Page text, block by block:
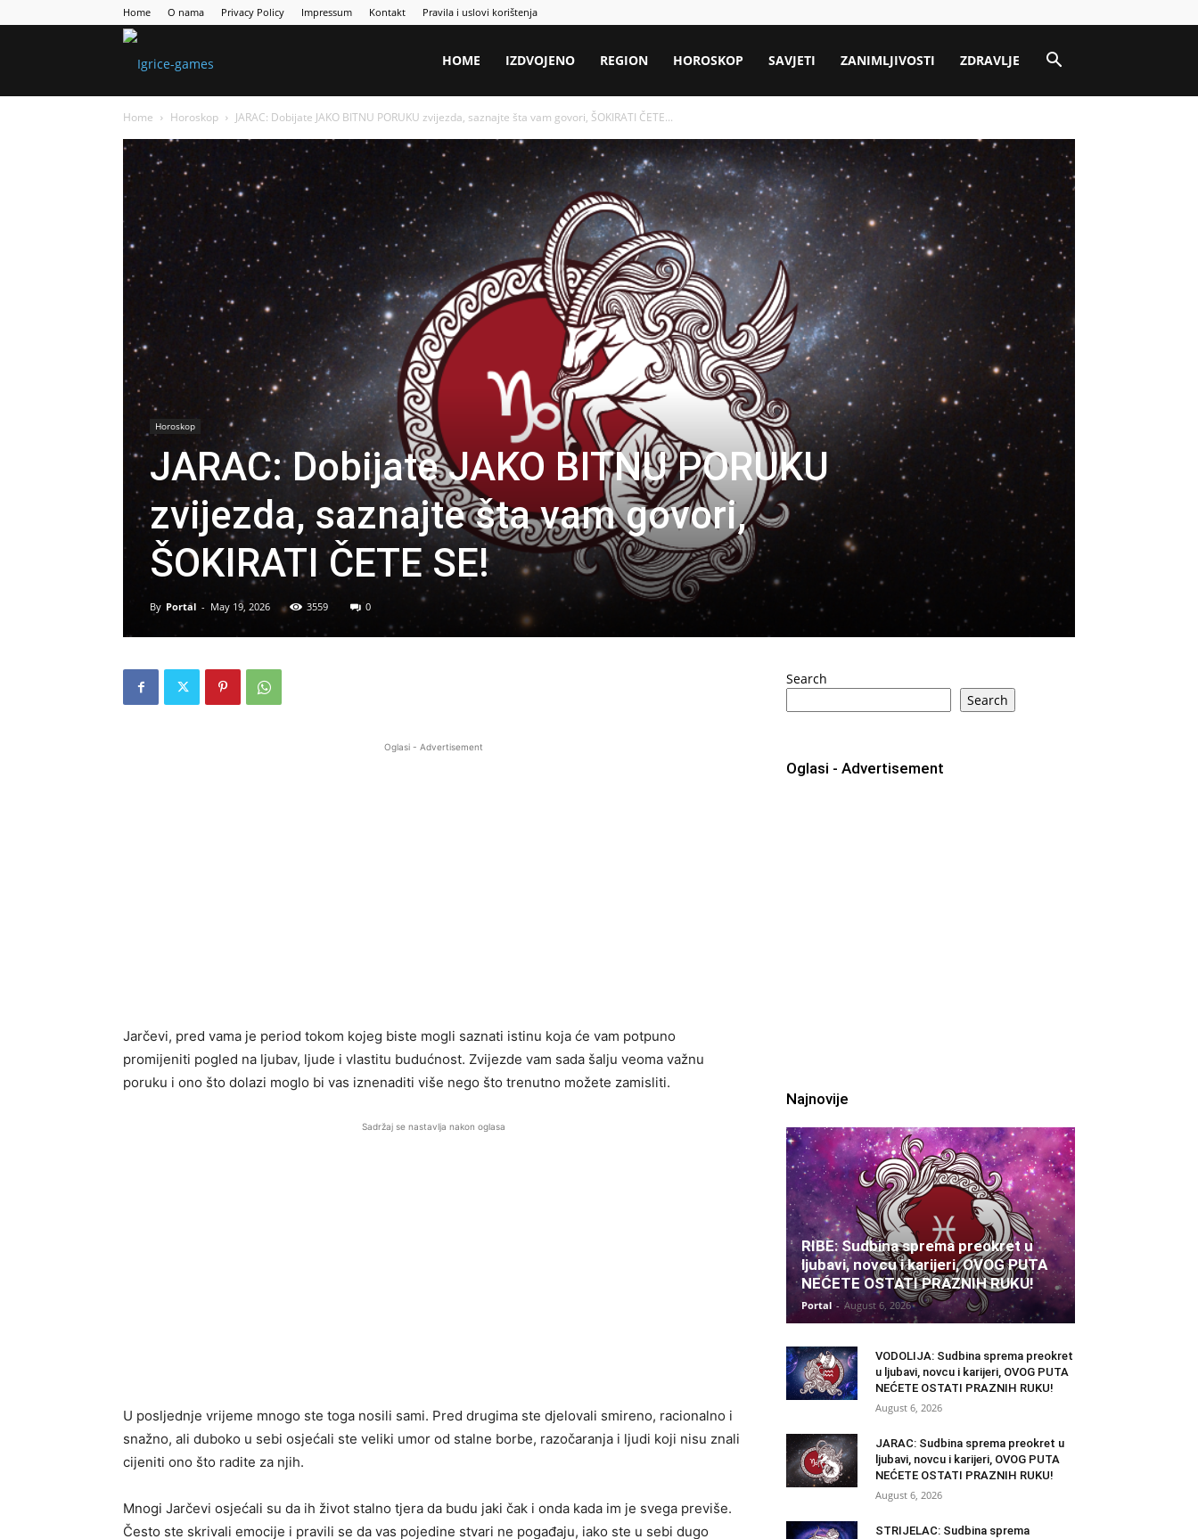
Home O nama Privacy Policy Impressum Kontakt Pravila i uslovi korištenja
HOME IZDVOJENO REGION HOROSKOP SAVJETI ZANIMLJIVOSTI ZDRAVLJE
Home Horoskop JARAC: Dobijate JAKO BITNU PORUKU zvijezda, saznajte šta vam govori, ŠOKIRATI ČETE...
Horoskop
JARAC: Dobijate JAKO BITNU PORUKU
zvijezda, saznajte šta vam govori,
ŠOKIRATI ČETE SE!
By Portal - May 19, 2026 3559 0
Oglasi - Advertisement
Jarčevi, pred vama je period tokom kojeg biste mogli saznati istinu koja će vam potpuno
promijeniti pogled na ljubav, ljude i vlastitu budućnost. Zvijezde vam sada šalju veoma važnu
poruku i ono što dolazi moglo bi vas iznenaditi više nego što trenutno možete zamisliti.
Sadržaj se nastavlja nakon oglasa
U posljednje vrijeme mnogo ste toga nosili sami. Pred drugima ste djelovali smireno, racionalno i
snažno, ali duboko u sebi osjećali ste veliki umor od stalne borbe, razočaranja i ljudi koji nisu znali
cijeniti ono što radite za njih.
Mnogi Jarčevi osjećali su da ih život stalno tjera da budu jaki čak i onda kada im je svega previše.
Često ste skrivali emocije i pravili se da vas pojedine stvari ne pogađaju, iako ste u sebi dugo
Search
Search
Oglasi - Advertisement
Najnovije
RIBE: Sudbina sprema preokret u
ljubavi, novcu i karijeri, OVOG PUTA
NEĆETE OSTATI PRAZNIH RUKU!
Portal - August 6, 2026
VODOLIJA: Sudbina sprema preokret
u ljubavi, novcu i karijeri, OVOG PUTA
NEĆETE OSTATI PRAZNIH RUKU!
August 6, 2026
JARAC: Sudbina sprema preokret u
ljubavi, novcu i karijeri, OVOG PUTA
NEĆETE OSTATI PRAZNIH RUKU!
August 6, 2026
STRIJELAC: Sudbina sprema